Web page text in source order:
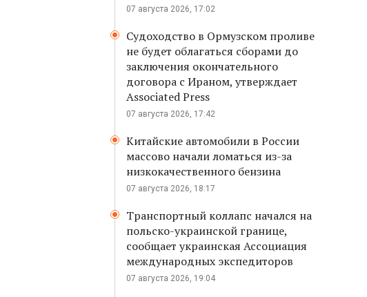
07 августа 2026, 17:02
Судоходство в Ормузском проливе
не будет облагаться сборами до
заключения окончательного
договора с Ираном, утверждает
Associated Press
07 августа 2026, 17:42
Китайские автомобили в России
массово начали ломаться из-за
низкокачественного бензина
07 августа 2026, 18:17
Транспортный коллапс начался на
польско-украинской границе,
сообщает украинская Ассоциация
международных экспедиторов
07 августа 2026, 19:04